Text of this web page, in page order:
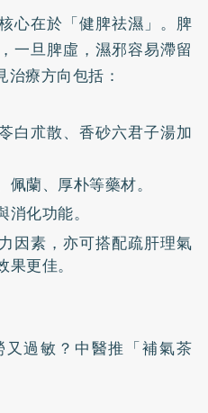
心在於「健脾祛濕」。脾
一旦脾虛，濕邪容易滯留
療方向包括：
白朮散、香砂六君子湯加
佩蘭、厚朴等藥材。
化功能。
因素，亦可搭配疏肝理氣
更佳。
過敏？中醫推「補氣茶